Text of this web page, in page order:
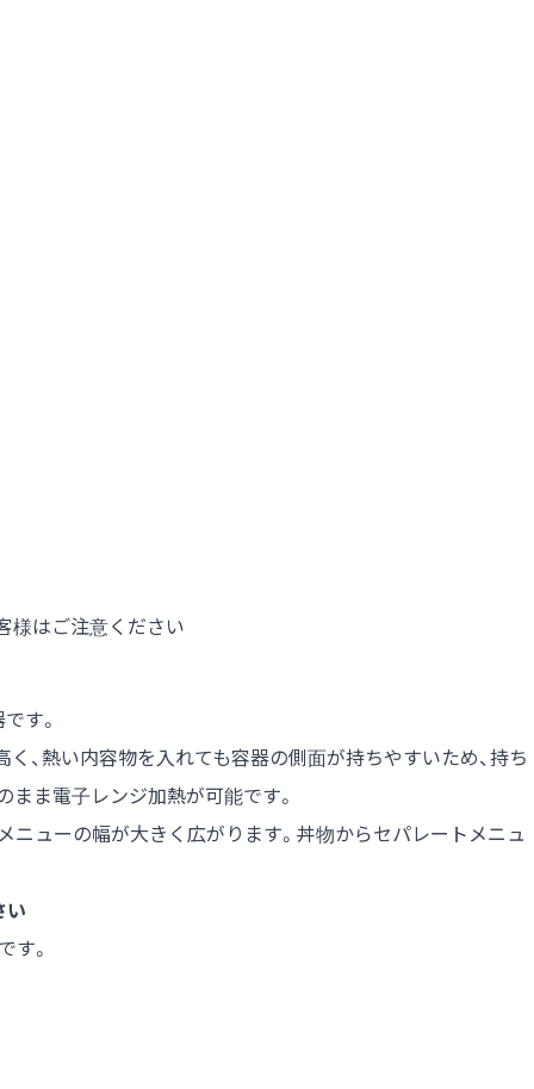
様はご注意ください
す。
く、熱い内容物を入れても容器の側面が持ちやすいため、持ち
まま電子レンジ加熱が可能です。
ニューの幅が大きく広がります。丼物からセパレートメニュ
い
す。